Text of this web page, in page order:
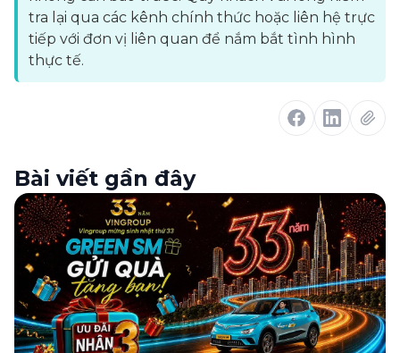
tra lại qua các kênh chính thức hoặc liên hệ trực
tiếp với đơn vị liên quan để nắm bắt tình hình
thực tế.
Bài viết gần đây